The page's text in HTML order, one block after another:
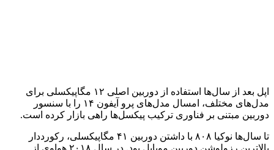
اپل بعد از سال‌ها استفاده از دوربین اصلی ۱۲ مگاپیکسلی برای
مدل‌های مختلف، امسال مدل‌های پرو آیفون ۱۴ را با سنسور
دوربین مبتنی بر فناوری ترکیب پیکسل‌ها راهی بازار کرده است.
تا سال‌ها نوکیا ۸۰۸ با داشتن دوربین ۴۱ مگاپیکسلی، رکورددار